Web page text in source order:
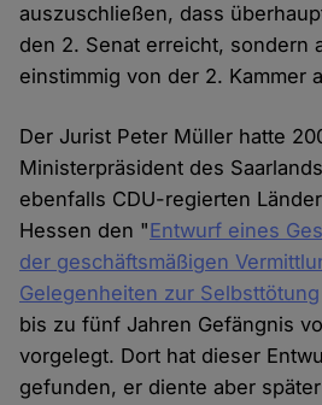
auszuschließen, dass
den 2. Senat erreicht, sondern
einstimmig von der 2. Kammer
Der Jurist Peter Müller hatte
Ministerpräsident des
ebenfalls CDU-regierten
Hessen den "Entwurf eines
der geschäftsmäßigen
Gelegenheiten zur Selbsttötung
bis zu fünf Jahren Gefängnis
vorgelegt. Dort hat dieser
gefunden, er diente aber